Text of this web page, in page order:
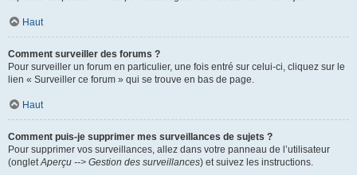
Haut
Comment surveiller des forums ?
Pour surveiller un forum en particulier, une fois entré sur celui-ci, cliquez sur le
lien « Surveiller ce forum » qui se trouve en bas de page.
Haut
Comment puis-je supprimer mes surveillances de sujets ?
Pour supprimer vos surveillances, allez dans votre panneau de l’utilisateur
(ongletAperçu --> Gestion des surveillances) et suivez les instructions.